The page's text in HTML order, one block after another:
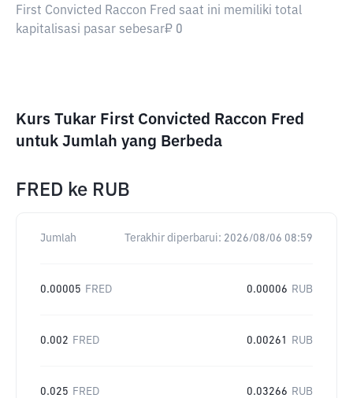
First Convicted Raccon Fred saat ini memiliki total
kapitalisasi pasar sebesar₽ 0
Kurs Tukar First Convicted Raccon Fred
untuk Jumlah yang Berbeda
FRED ke RUB
Jumlah Terakhir diperbarui: 2026/08/06 08:59
0.00005 FRED 0.00006 RUB
0.002 FRED 0.00261 RUB
0.025 FRED 0.03266 RUB